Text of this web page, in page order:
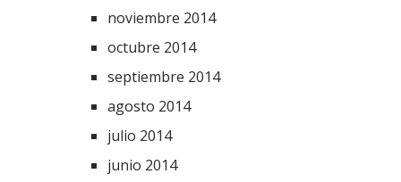
noviembre 2014
octubre 2014
septiembre 2014
agosto 2014
julio 2014
junio 2014